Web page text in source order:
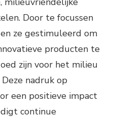
Door te focussen
ze gestimuleerd om
producten te
zijn voor het milieu
nadruk op
een positieve impact
continue